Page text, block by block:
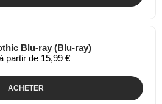
Blu-ray (Blu-ray)
partir de 15,99 €
ACHETER